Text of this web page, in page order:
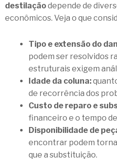
destilaçãodepende de
econômicos. Veja o que
Tipo e extensão do
podem ser resolvidos
estruturais exigem
Idade da coluna:
de recorrência dos
Custo de reparo e
financeiro e o tempo
Disponibilidade de
encontrar podem
que a substituição.